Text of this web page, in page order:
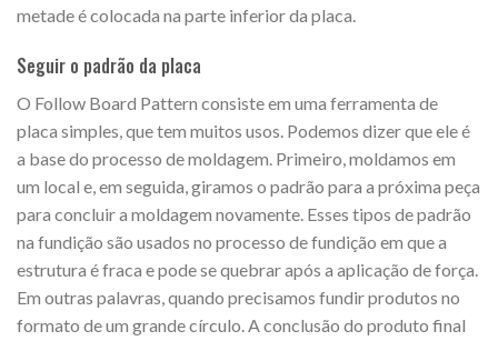
metade é colocada na parte inferior da placa.
Seguir o padrão da placa
O Follow Board Pattern consiste em uma ferramenta de
placa simples, que tem muitos usos. Podemos dizer que ele é
a base do processo de moldagem. Primeiro, moldamos em
um local e, em seguida, giramos o padrão para a próxima peça
para concluir a moldagem novamente. Esses tipos de padrão
na fundição são usados no processo de fundição em que a
estrutura é fraca e pode se quebrar após a aplicação de força.
Em outras palavras, quando precisamos fundir produtos no
formato de um grande círculo. A conclusão do produto final